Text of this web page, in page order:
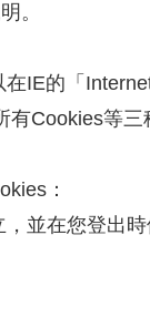
。
IE的「
Cookies等
：
並在您登出時